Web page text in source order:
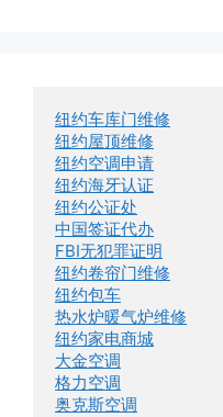
纽约车库门维修
纽约屋顶维修
纽约空调申请
纽约海牙认证
纽约公证处
中国签证代办
FBI无犯罪证明
纽约卷帘门维修
纽约包车
热水炉暖气炉维修
纽约家电商城
大金空调
格力空调
奥克斯空调